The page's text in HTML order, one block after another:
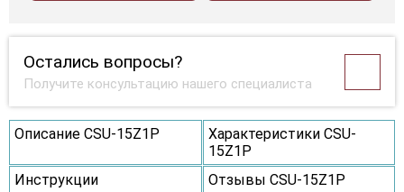
Остались вопросы?
Получите консультацию нашего специалиста
Описание CSU-15Z1P
Характеристики CSU-
15Z1P
Инструкции
Отзывы CSU-15Z1P